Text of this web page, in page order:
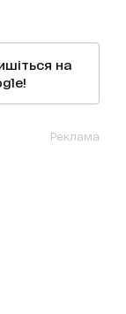
на
Реклама